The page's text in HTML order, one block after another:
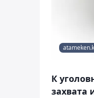
К
захвата